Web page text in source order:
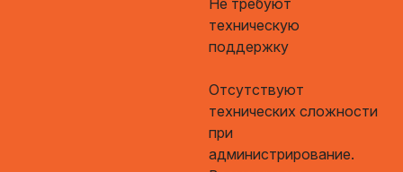
техническую
поддержку
Отсутствуют
технических сложности
при
администрирование.